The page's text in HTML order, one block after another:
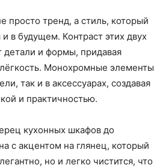
просто тренд, а стиль, который
в будущем. Контраст этих двух
детали и формы, придавая
Монохромные элементы
так и в аксессуарах, создавая
и практичностью.
кухонных шкафов до
с акцентом на глянец, который
но и легко чистится, что